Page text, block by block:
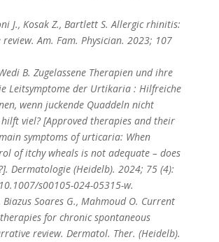
J., Kosak Z., Bartlett S. Allergic rhinitis:
Am. Fam. Physician. 2023; 107
B. Zugelassene Therapien und ihre
Leitsymptome der Urtikaria : Hilfreiche
wenn juckende Quaddeln nicht
viel? [Approved therapies and their
symptoms of urticaria: When
of itchy wheals is not adequate – does
Dermatologie (Heidelb). 2024; 75 (4):
s00105-024-05315-w.
Biazus Soares G., Mahmoud O. Current
for chronic spontaneous
review. Dermatol. Ther. (Heidelb).